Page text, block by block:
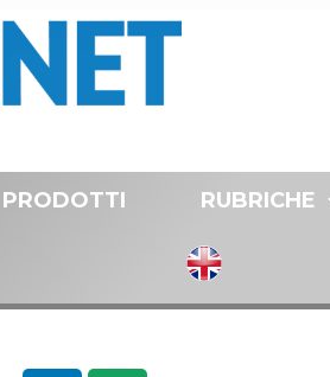
PRODOTTI RUBRICHE